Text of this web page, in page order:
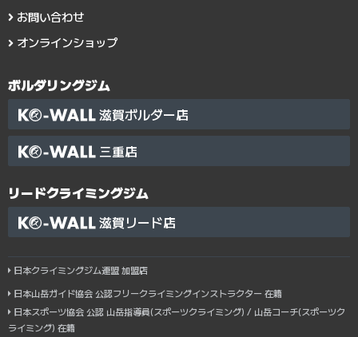
お問い合わせ
オンラインショップ
ボルダリングジム
滋賀ボルダー店
三重店
リードクライミングジム
滋賀リード店
日本クライミングジム連盟 加盟店
日本山岳ガイド協会 公認フリークライミングインストラクター 在籍
日本スポーツ協会 公認 山岳指導員(スポーツクライミング) / 山岳コーチ(スポーツク
ライミング) 在籍